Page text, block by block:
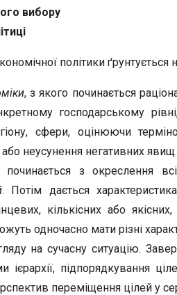
вибору
політики ґрунтується
, з якого починається
господарському
сфери, оцінюючи
або неусунення негативних явищ.
починається з окреслення
. Потім дається
кількісних або
одночасно мати різні
на сучасну ситуацію.
ієрархії, підпорядкування
переміщення цілей у